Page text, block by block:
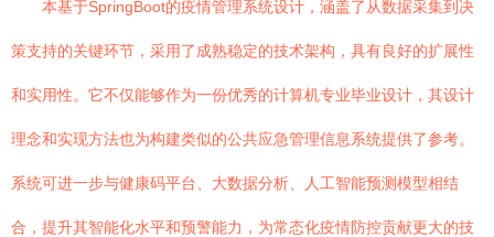
本基于SpringBoot的疫情管理系统设计，涵盖了从数据采集到决
策支持的关键环节，采用了成熟稳定的技术架构，具有良好的扩展性
和实用性。它不仅能够作为一份优秀的计算机专业毕业设计，其设计
理念和实现方法也为构建类似的公共应急管理信息系统提供了参考。
系统可进一步与健康码平台、大数据分析、人工智能预测模型相结
合，提升其智能化水平和预警能力，为常态化疫情防控贡献更大的技